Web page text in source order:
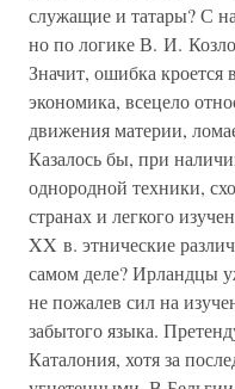
служащие и татары? С
но по логике В. И.
Значит, ошибка кроется
экономика, всецело
движения материи,
Казалось бы, при
однородной техники,
странах и легкого
XX в. этнические
самом деле? Ирландцы
не пожалев сил на
забытого языка.
Каталония, хотя за